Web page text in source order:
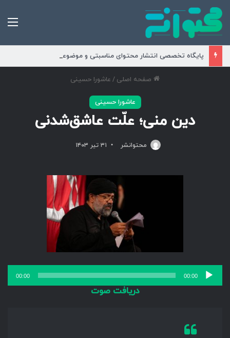
پایگاه تخصصی انتشار محتوای مناسبتی و موضوعی
صفحه اصلی / عاشورا حسینی
عاشورا حسینی
دین منی؛ علّت عاشق‌شدنی
محتوانشر ۳۱ تیر ۱۴۰۳
پخش‌کننده
صوت
00:00
00:00
دریافت صوت